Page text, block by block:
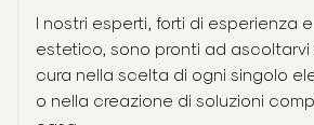
I nostri esperti, forti di esperienza
estetico, sono pronti ad ascoltarvi
cura nella scelta di ogni singolo
o nella creazione di soluzioni
Chi siamo
Servizi